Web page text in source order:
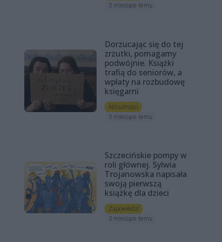
3 miesiące temu
Dorzucając się do tej
zrzutki, pomagamy
podwójnie. Książki
trafią do seniorów, a
wpłaty na rozbudowę
księgarni
Aktualności
3 miesiące temu
Szczecińskie pompy w
roli głównej. Sylwia
Trojanowska napisała
swoją pierwszą
książkę dla dzieci
Zapowiedzi
3 miesiące temu